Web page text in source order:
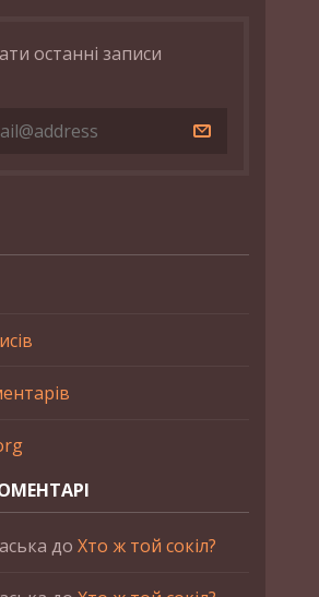
останні записи
до Хто ж той сокіл?